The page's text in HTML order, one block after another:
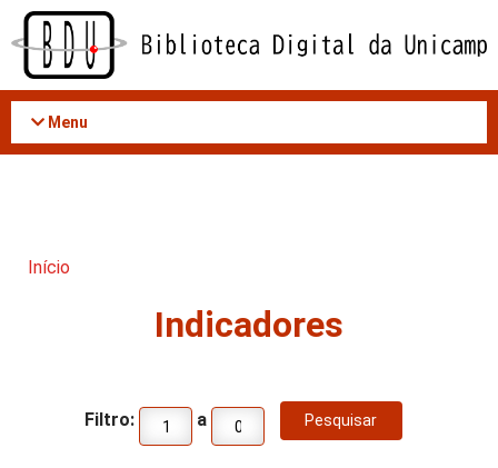
Acessar
conteúdo
Menu
Início
Indicadores
Filtro: a